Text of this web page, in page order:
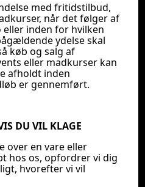
med fritidstilbud,
når det følger af
inden for hvilken
ydelse skal
køb og salg af
eller madkurser kan
afholdt inden
er gennemført.
DU VIL KLAGE
over en vare eller
hos os, opfordrer vi dig
hvorefter vi vil